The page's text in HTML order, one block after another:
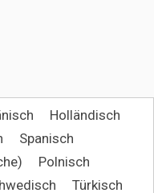
Holländisch
Spanisch
Polnisch
Türkisch